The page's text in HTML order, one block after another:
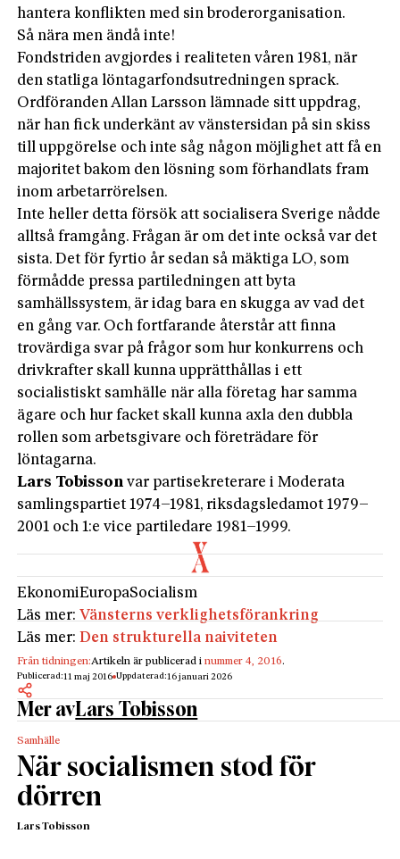
hantera konflikten med sin broderorganisation.
Så nära men ändå inte!
Fondstriden avgjordes i realiteten våren 1981, när
den statliga löntagarfondsutredningen sprack.
Ordföranden Allan Larsson lämnade sitt uppdrag,
när han fick underkänt av vänstersidan på sin skiss
till uppgörelse och inte såg någon möjlighet att få en
majoritet bakom den lösning som förhandlats fram
inom arbetarrörelsen.
Inte heller detta försök att socialisera Sverige nådde
alltså framgång. Frågan är om det inte också var det
sista. Det för fyrtio år sedan så mäktiga LO, som
förmådde pressa partiledningen att byta
samhällssystem, är idag bara en skugga av vad det
en gång var. Och fortfarande återstår att finna
trovärdiga svar på frågor som hur konkurrens och
drivkrafter skall kunna upprätthållas i ett
socialistiskt samhälle när alla företag har samma
ägare och hur facket skall kunna axla den dubbla
rollen som arbetsgivare och företrädare för
löntagarna.
Lars Tobisson var partisekreterare i Moderata
samlingspartiet 1974–1981, riksdagsledamot 1979–
2001 och 1:e vice partiledare 1981–1999.
EkonomiEuropaSocialism
Läs mer: Vänsterns verklighetsförankring
Läs mer:Den strukturella naiviteten
Från tidningen:Artikeln är publicerad inummer 4, 2016.
Publicerad:11 maj 2016 Uppdaterad:16 januari 2026
Mer avLars Tobisson
Samhälle
När socialismen stod för
dörren
Lars Tobisson